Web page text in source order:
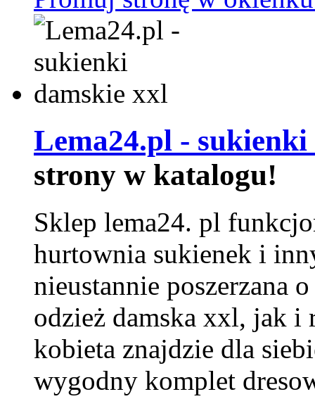
Lema24.pl -
strony w katalogu!
Sklep lema24. pl
hurtownia sukienek i
nieustannie poszerzana
odzież damska xxl, jak i
kobieta znajdzie dla
wygodny komplet